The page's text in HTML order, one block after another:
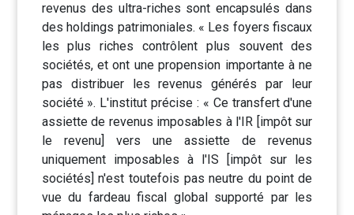
revenus des ultra-riches sont encapsulés dans
des holdings patrimoniales. « Les foyers fiscaux
les plus riches contrôlent plus souvent des
sociétés, et ont une propension importante à ne
pas distribuer les revenus générés par leur
société ». L'institut précise : « Ce transfert d'une
assiette de revenus imposables à l'IR [impôt sur
le revenu] vers une assiette de revenus
uniquement imposables à l'IS [impôt sur les
sociétés] n'est toutefois pas neutre du point de
vue du fardeau fiscal global supporté par les